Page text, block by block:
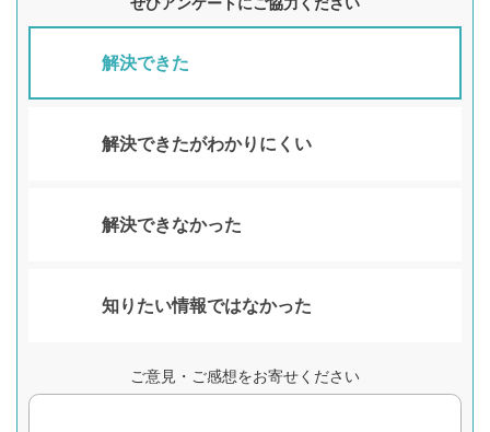
解決できた
解決できたがわかりにくい
解決できなかった
知りたい情報ではなかった
ご意見・ご感想をお寄せください